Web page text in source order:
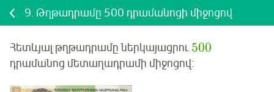
9. Թղթադրամը 500 դրամանոցի միջոցով
Հետևյալ թղթադրամը ներկայացրու 500
դրամանոց մետաղադրամի միջոցով: